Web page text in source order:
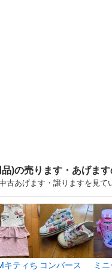
)の売ります・あげま
古あげます・譲りますを見て
キティち コンバース
ミ